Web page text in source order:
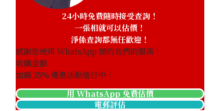
24小時免費隨時接受查詢！
一張相就可以估價！
淨係查詢都無任歡迎！
感謝您使用 WhatsApp 預約我們的服務！
收購金額
加碼35% 優惠活動進行中！
用 WhatsApp 免費估價
電郵評估